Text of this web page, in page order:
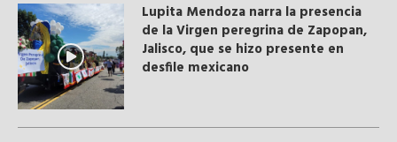
Lupita Mendoza narra la presencia
de la Virgen peregrina de Zapopan,
Jalisco, que se hizo presente en
desfile mexicano